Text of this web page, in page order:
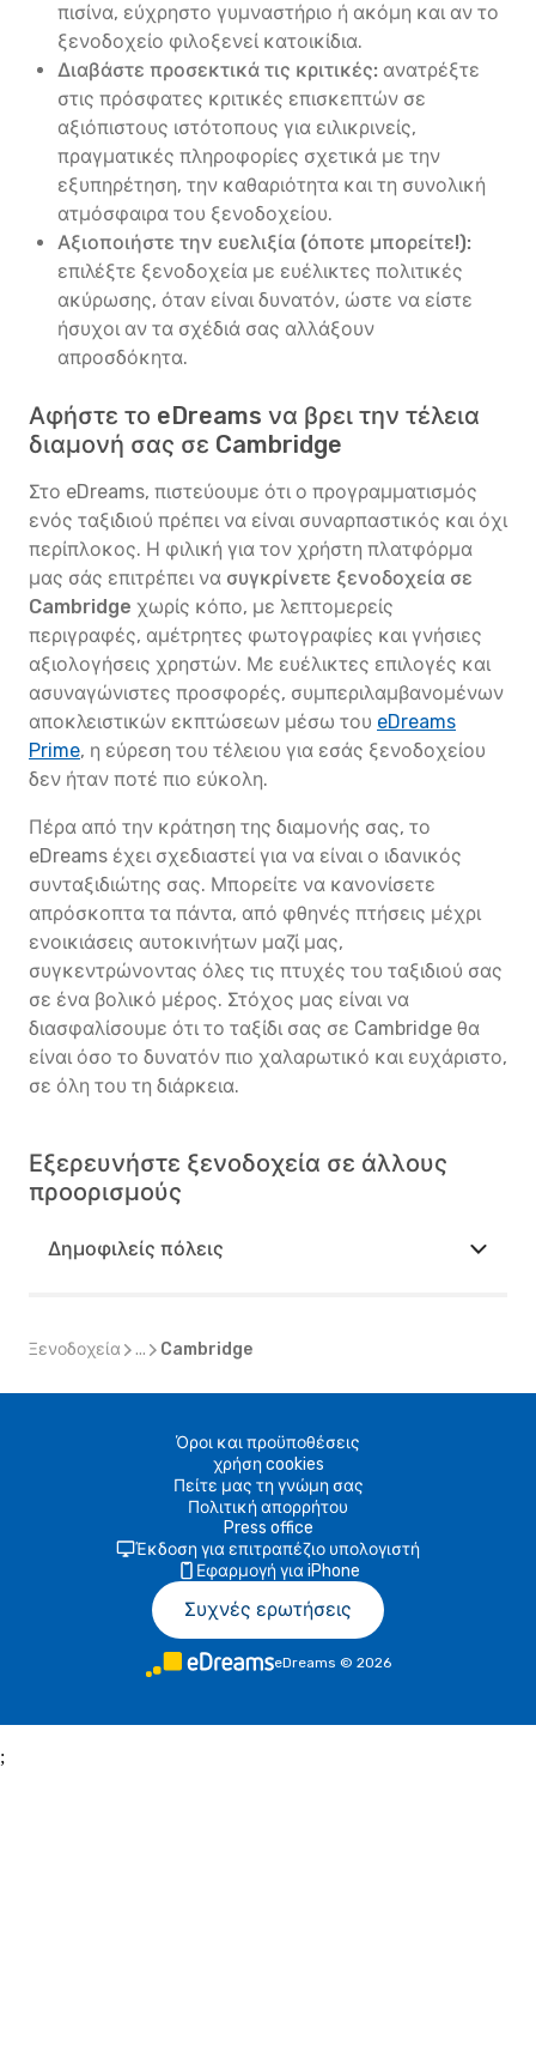
πισίνα, εύχρηστο γυμναστήριο ή ακόμη και αν το
ξενοδοχείο φιλοξενεί κατοικίδια.
Διαβάστε προσεκτικά τις κριτικές: ανατρέξτε
στις πρόσφατες κριτικές επισκεπτών σε
αξιόπιστους ιστότοπους για ειλικρινείς,
πραγματικές πληροφορίες σχετικά με την
εξυπηρέτηση, την καθαριότητα και τη συνολική
ατμόσφαιρα του ξενοδοχείου.
Αξιοποιήστε την ευελιξία (όποτε μπορείτε!):
επιλέξτε ξενοδοχεία με ευέλικτες πολιτικές
ακύρωσης, όταν είναι δυνατόν, ώστε να είστε
ήσυχοι αν τα σχέδιά σας αλλάξουν
απροσδόκητα.
Αφήστε το eDreams να βρει την τέλεια
διαμονή σας σε Cambridge
Στο eDreams, πιστεύουμε ότι ο προγραμματισμός
ενός ταξιδιού πρέπει να είναι συναρπαστικός και όχι
περίπλοκος. Η φιλική για τον χρήστη πλατφόρμα
μας σάς επιτρέπει να συγκρίνετε ξενοδοχεία σε
Cambridge χωρίς κόπο, με λεπτομερείς
περιγραφές, αμέτρητες φωτογραφίες και γνήσιες
αξιολογήσεις χρηστών. Με ευέλικτες επιλογές και
ασυναγώνιστες προσφορές, συμπεριλαμβανομένων
αποκλειστικών εκπτώσεων μέσω του eDreams
Prime, η εύρεση του τέλειου για εσάς ξενοδοχείου
δεν ήταν ποτέ πιο εύκολη.
Πέρα από την κράτηση της διαμονής σας, το
eDreams έχει σχεδιαστεί για να είναι ο ιδανικός
συνταξιδιώτης σας. Μπορείτε να κανονίσετε
απρόσκοπτα τα πάντα, από φθηνές πτήσεις μέχρι
ενοικιάσεις αυτοκινήτων μαζί μας,
συγκεντρώνοντας όλες τις πτυχές του ταξιδιού σας
σε ένα βολικό μέρος. Στόχος μας είναι να
διασφαλίσουμε ότι το ταξίδι σας σε Cambridge θα
είναι όσο το δυνατόν πιο χαλαρωτικό και ευχάριστο,
σε όλη του τη διάρκεια.
Εξερευνήστε ξενοδοχεία σε άλλους
προορισμούς
Δημοφιλείς πόλεις
Ξενοδοχεία ... Cambridge
Όροι και προϋποθέσεις
χρήση cookies
Πείτε μας τη γνώμη σας
Πολιτική απορρήτου
Press office
Έκδοση για επιτραπέζιο υπολογιστή
Εφαρμογή για iPhone
Συχνές ερωτήσεις
eDreams © 2026
;